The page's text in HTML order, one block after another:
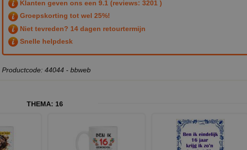
Klanten geven ons een 9.1 (reviews: 3201 )
Groepskorting tot wel 25%!
Niet tevreden? 14 dagen retourtermijn
Snelle helpdesk
Productcode: 44044 - bbweb
THEMA: 16